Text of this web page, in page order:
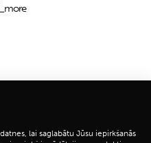
lai saglabātu Jūsu iepirkšanās